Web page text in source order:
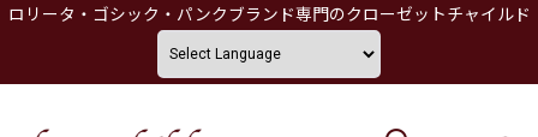
ロリータ・ゴシック・パンクブランド専門のクローゼットチャイルド